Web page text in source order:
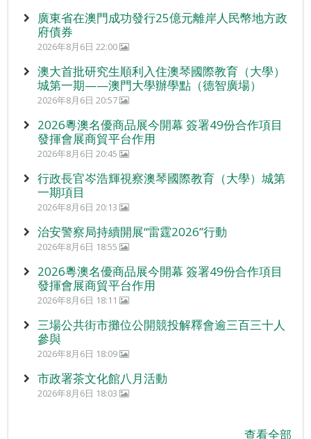
廣東省在澳門成功發行25億元離岸人民幣地方政
府債券
2026年8月6日 22:00
澳大首批研究生順利入住澳琴國際教育（大學）
城第一期——澳門大學辦學點（德智廣場）
2026年8月6日 20:57
2026粵澳名優商品展今開幕 簽署49份合作項目
發揮會展商貿平台作用
2026年8月6日 20:45
行政長官岑浩輝視察澳琴國際教育（大學）城第
一期項目
2026年8月6日 20:13
治安警察局持續開展“雷霆2026”行動
2026年8月6日 18:55
2026粵澳名優商品展今開幕 簽署49份合作項目
發揮會展商貿平台作用
2026年8月6日 18:11
三場公共街市攤位公開競投解釋會逾三百三十人
參與
2026年8月6日 18:09
市政署茶文化館八月活動
2026年8月6日 18:03
查看全部